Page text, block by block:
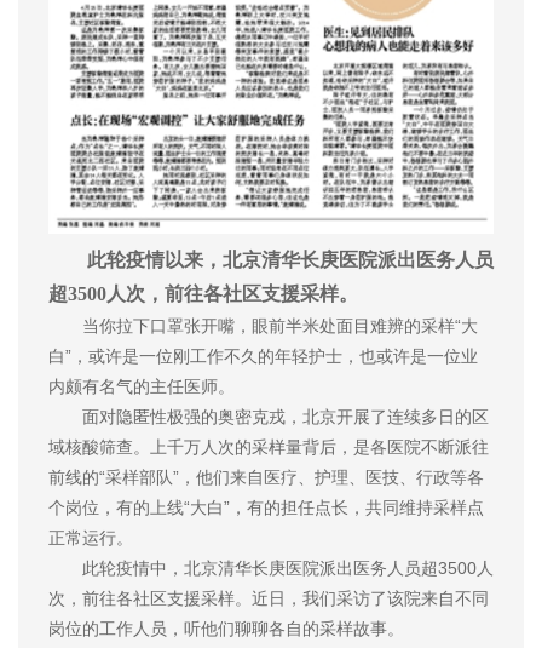
此轮疫情以来，北京清华长庚医院派出医务人员
超3500人次，前往各社区支援采样。
当你拉下口罩张开嘴，眼前半米处面目难辨的采样“大
白”，或许是一位刚工作不久的年轻护士，也或许是一位业
内颇有名气的主任医师。
面对隐匿性极强的奥密克戎，北京开展了连续多日的区
域核酸筛查。上千万人次的采样量背后，是各医院不断派往
前线的“采样部队”，他们来自医疗、护理、医技、行政等各
个岗位，有的上线“大白”，有的担任点长，共同维持采样点
正常运行。
此轮疫情中，北京清华长庚医院派出医务人员超3500人
次，前往各社区支援采样。近日，我们采访了该院来自不同
岗位的工作人员，听他们聊聊各自的采样故事。